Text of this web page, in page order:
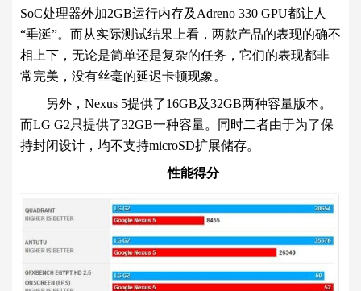
SoC处理器外加2GB运行内存及Adreno 330 GPU都让人
“垂涎”。而从实际测试结果上看，两款产品的表现的确不
相上下，无论是简单还是复杂的任务，它们的表现都非
常完美，没有丝毫的延迟卡顿现象。
另外，Nexus 5提供了16GB及32GB两种容量版本。
而LG G2只提供了32GB一种容量。同时二者由于为了保
持封闭设计，均不支持microSD扩展储存。
性能得分